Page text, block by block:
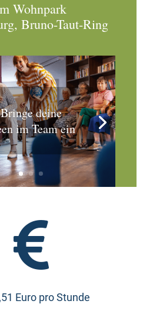
Wohnpark
Bruno-Taut-Ring
Bringe deine
im Team ein

Euro pro Stunde